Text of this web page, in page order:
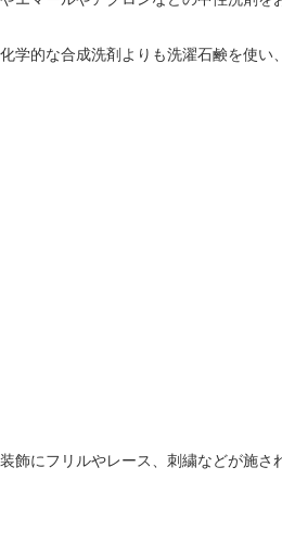
学的な合成洗剤よりも洗濯石鹸を使
にフリルやレース、刺繍などが施さ